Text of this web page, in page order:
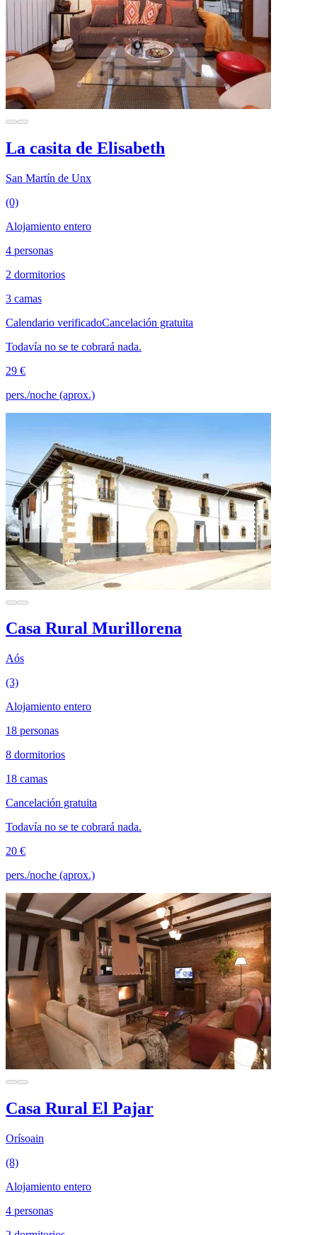
La casita de Elisabeth
San Martín de Unx
(0)
Alojamiento entero
4 personas
2 dormitorios
3 camas
Calendario verificadoCancelación gratuita
Todavía no se te cobrará nada.
29 €
pers./noche (aprox.)
Casa Rural Murillorena
Aós
(3)
Alojamiento entero
18 personas
8 dormitorios
18 camas
Cancelación gratuita
Todavía no se te cobrará nada.
20 €
pers./noche (aprox.)
Casa Rural El Pajar
Orísoain
(8)
Alojamiento entero
4 personas